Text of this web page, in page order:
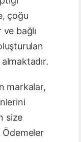
çoğu
bağlı
markalar,
size
Ödemeler